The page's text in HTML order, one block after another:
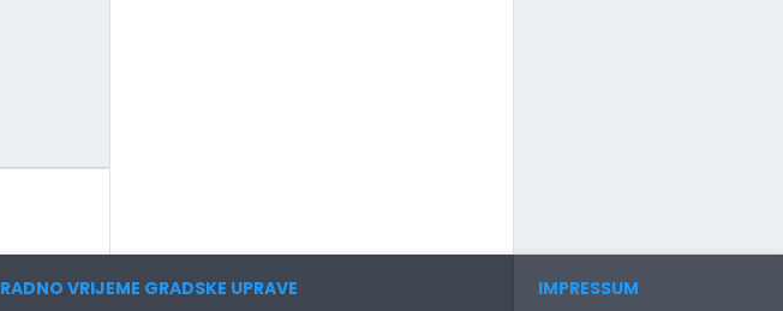
RADNO VRIJEME GRADSKE UPRAVE IMPRESSUM